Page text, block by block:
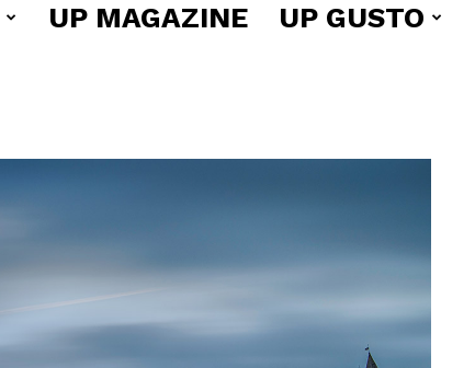
UP MAGAZINE UP GUSTO